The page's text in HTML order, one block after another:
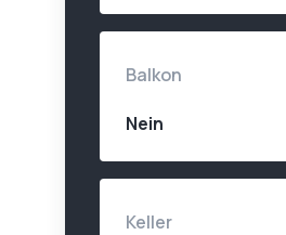
Balkon
Nein
Keller